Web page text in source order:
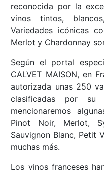
reconocida por la
vinos tintos,
Variedades icónicas
Merlot y Chardonnay
Según el portal
CALVET MAISON, en
autorizada unas 250
clasificadas por su
mencionaremos
Pinot Noir, Merlot,
Sauvignon Blanc, Petit
muchas más.
Los vinos franceses